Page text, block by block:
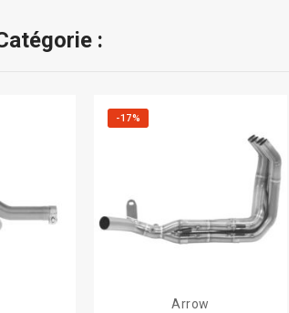
:
-17%
Arrow